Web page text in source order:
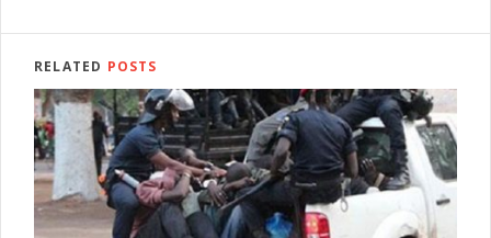
RELATED POSTS